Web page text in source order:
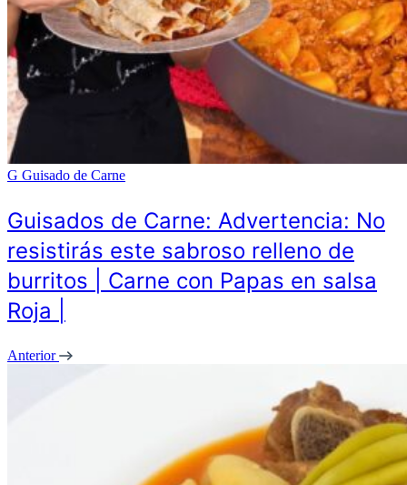
G Guisado de Carne
Guisados de Carne: Advertencia: No
resistirás este sabroso relleno de
burritos | Carne con Papas en salsa
Roja |
Anterior